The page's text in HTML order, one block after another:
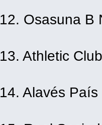
12. Osasuna B
13. Athletic
14. Alavés País